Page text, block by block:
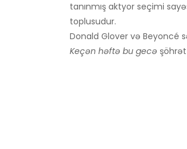
tanınmış aktyor seçimi
toplusudur.
Donald Glover və Beyoncé
Keçən həftə bu gecə